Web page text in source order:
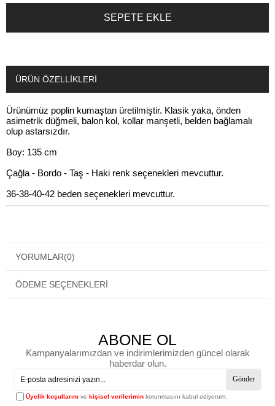
ÜRÜN ÖZELLIKLERI
Ürünümüz poplin kumaştan üretilmiştir. Klasik yaka, önden
asimetrik düğmeli, balon kol, kollar manşetli, belden bağlamalı
olup astarsızdır.
Boy: 135 cm
Çağla - Bordo - Taş - Haki renk seçenekleri mevcuttur.
36-38-40-42 beden seçenekleri mevcuttur.
YORUMLAR(0)
ÖDEME SEÇENEKLERI
ABONE OL
Kampanyalarımızdan ve indirimlerimizden güncel olarak
haberdar olun.
Gönder
Üyelik koşullarını vekişisel verilerimin korunmasını kabul ediyorum.